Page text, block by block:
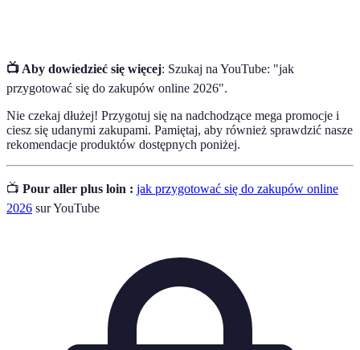
📺 Aby dowiedzieć się więcej: Szukaj na YouTube: "jak
przygotować się do zakupów online 2026".
Nie czekaj dłużej! Przygotuj się na nadchodzące mega promocje i
ciesz się udanymi zakupami. Pamiętaj, aby również sprawdzić nasze
rekomendacje produktów dostępnych poniżej.
📺 Pour aller plus loin : jak przygotować się do zakupów online
2026 sur YouTube